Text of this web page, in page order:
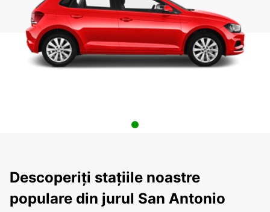
Descoperiți stațiile noastre
populare din jurul San Antonio